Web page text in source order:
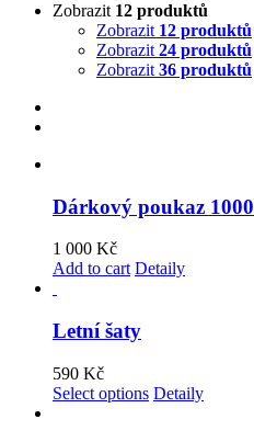
Zobrazit 12 produktů
Zobrazit 12 produktů
Zobrazit 24 produktů
Zobrazit 36 produktů
Dárkový poukaz
1 000 Kč
Add to cart Detaily
Letní šaty
590 Kč
Select options Detaily